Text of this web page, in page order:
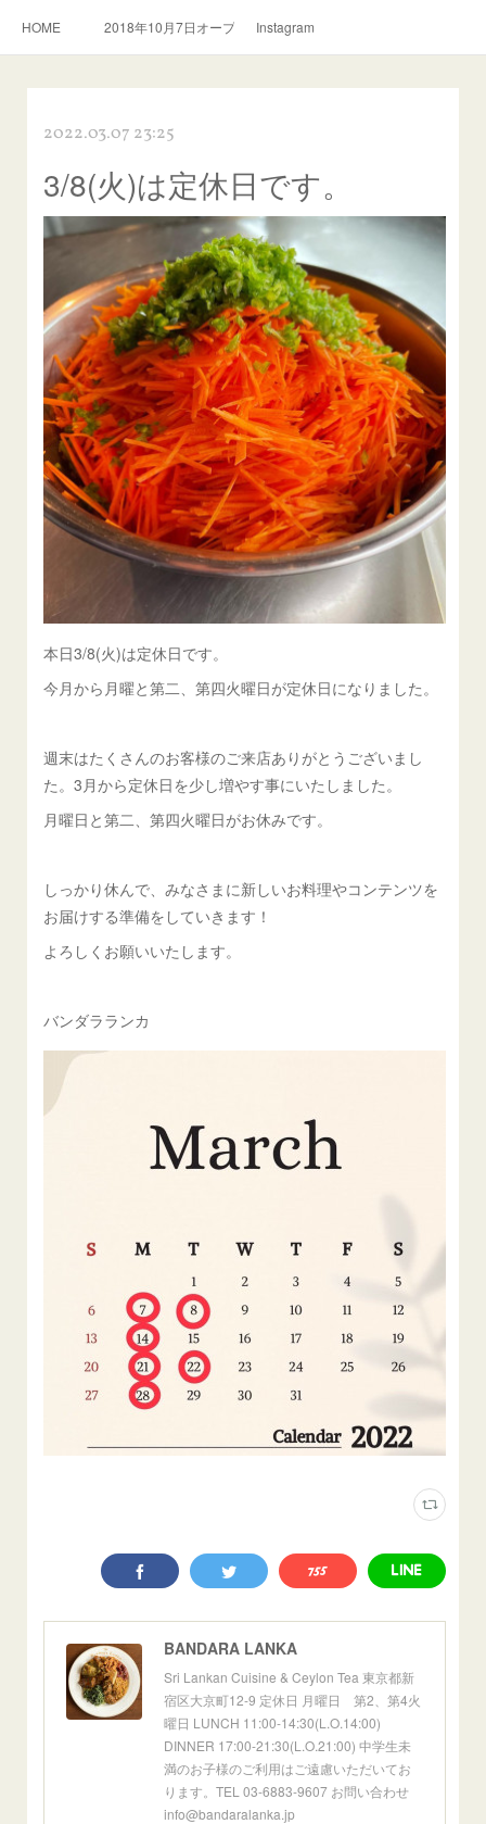
HOME 2018年10月7日オープン。スリランカ料理とおいしい紅茶のお
Instagram
2022.03.07 23:25
3/8(火)は定休日です。
本日3/8(火)は定休日です。
今月から月曜と第二、第四火曜日が定休日になりました。
週末はたくさんのお客様のご来店ありがとうございまし
た。3月から定休日を少し増やす事にいたしました。
月曜日と第二、第四火曜日がお休みです。
しっかり休んで、みなさまに新しいお料理やコンテンツを
お届けする準備をしていきます！
よろしくお願いいたします。
バンダラランカ
BANDARA LANKA
Sri Lankan Cuisine & Ceylon Tea 東京都新
宿区大京町12-9 定休日 月曜日 第2、第4火
曜日 LUNCH 11:00-14:30(L.O.14:00)
DINNER 17:00-21:30(L.O.21:00) 中学生未
満のお子様のご利用はご遠慮いただいてお
ります。TEL 03-6883-9607 お問い合わせ
info@bandaralanka.jp